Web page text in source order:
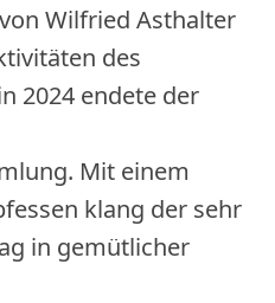
Wilfried Asthalter
des
2024 endete der
Mit einem
klang der sehr
in gemütlicher